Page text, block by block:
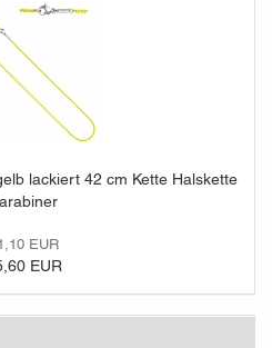
lackiert 42 cm Kette Halskette
EUR
EUR